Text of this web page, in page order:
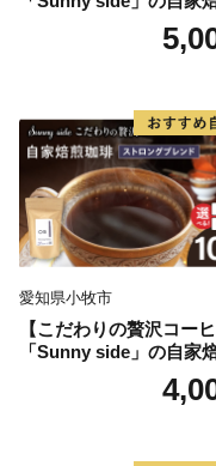
琲こまきブレンド（
愛知県小牧市
【こだわりの贅沢コーヒ
「Sunny side」の自家焙
琲ストロングブレンド（